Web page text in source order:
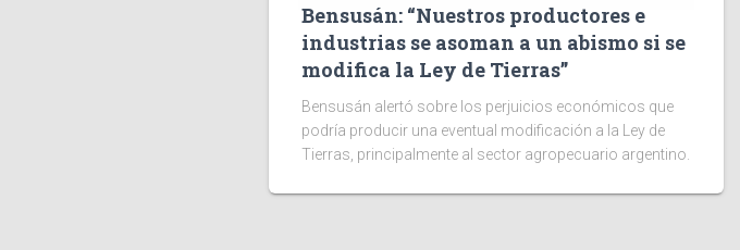
Bensusán: “Nuestros productores e
industrias se asoman a un abismo si se
modifica la Ley de Tierras”
Bensusán alertó sobre los perjuicios económicos que
podría producir una eventual modificación a la Ley de
Tierras, principalmente al sector agropecuario argentino.